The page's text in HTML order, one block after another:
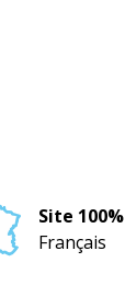
Site 100%
Français